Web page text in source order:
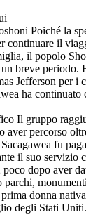
Poiché la
continuare il
il popolo
breve periodo.
Jefferson per i
ha
Il gruppo
aver percorso
fu
il suo servizio
dopo aver
donna
degli Stati Uniti.